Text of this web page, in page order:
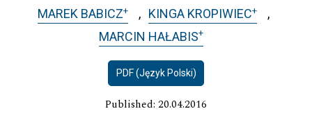
MAREK BABICZ+ KINGA KROPIWIEC+
MARCIN HAŁABIS+
PDF (Język Polski)
Published: 20.04.2016